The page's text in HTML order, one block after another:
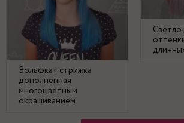
Вольфкат стрижка
дополненная
многоцветным
окрашиванием